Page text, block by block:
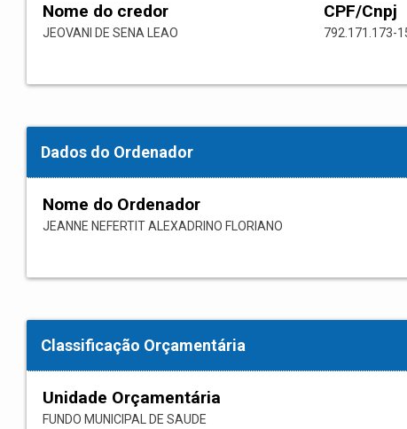
Nome do credor
JEOVANI DE SENA LEAO
CPF/Cnpj
792.171.173-
Dados do Ordenador
Nome do Ordenador
JEANNE NEFERTIT ALEXADRINO FLORIANO
Classificação Orçamentária
Unidade Orçamentária
FUNDO MUNICIPAL DE SAUDE